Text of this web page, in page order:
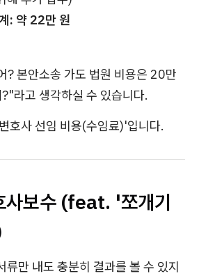
: 약 22만 원
? 본안소송 가도 법원 비용은 20만
라고 생각하실 수 있습니다.
호사 선임 비용(수임료)'입니다.
사보수 (feat. '쪼개기
류만 내도 충분히 결과를 볼 수 있지